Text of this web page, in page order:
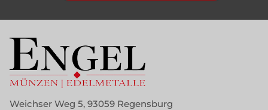
Weichser Weg 5, 93059 Regensburg